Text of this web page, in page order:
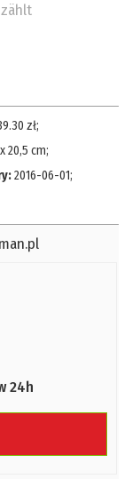
zł;
20,5 cm;
2016-06-01;
24h